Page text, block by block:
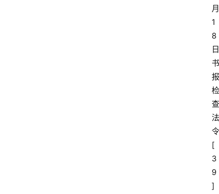
月
1
8
日
书
报
检
查
法
令
[
3
9
]